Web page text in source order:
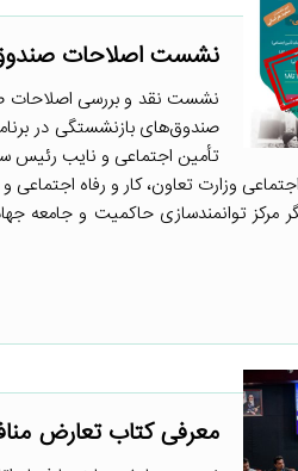
نشست اصلاحات
نشست نقد و بررسی اصلاحات
صندوق‌های بازنشستگی در
تأمین اجتماعی و نایب رئیس
وزارت تعاون، کار و رفاه
مرکز توانمندسازی حاکمیت و جامعه
معرفی کتاب تعارض